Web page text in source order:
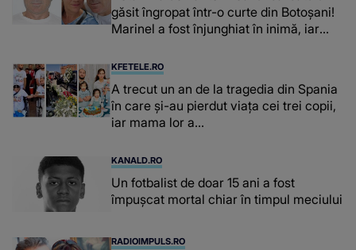
găsit îngropat într-o curte din Botoșani!
Marinel a fost înjunghiat în inimă, iar
suspecți
KFETELE.RO
A trecut un an de la tragedia din Spania
în care și-au pierdut viața cei trei copii,
iar mama lor a…
KANALD.RO
Un fotbalist de doar 15 ani a fost
împușcat mortal chiar în timpul meciului
RADIOIMPULS.RO